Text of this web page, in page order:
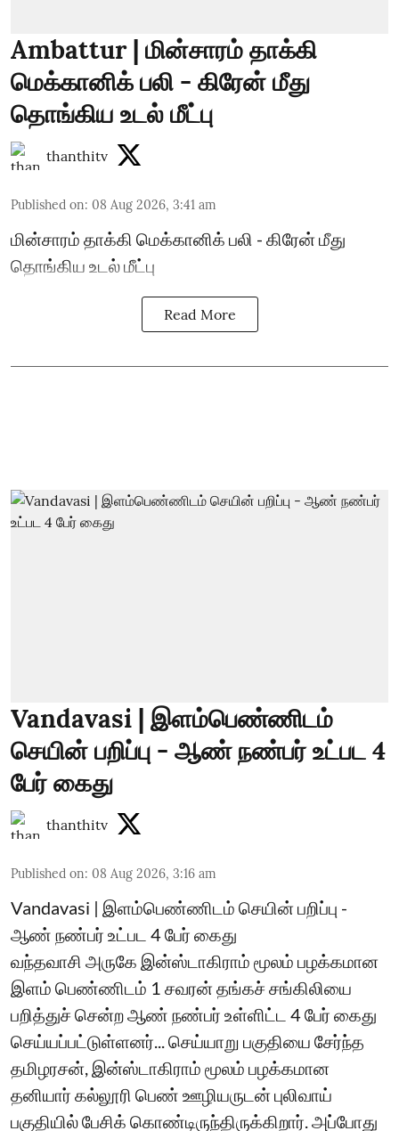
Ambattur | மின்சாரம் தாக்கி
மெக்கானிக் பலி - கிரேன் மீது
தொங்கிய உடல் மீட்பு
thanthitv
Published on: 08 Aug 2026, 3:41 am
மின்சாரம் தாக்கி மெக்கானிக் பலி - கிரேன் மீது
தொங்கிய உடல் மீட்பு
Read More
Vandavasi | இளம்பெண்ணிடம்
செயின் பறிப்பு - ஆண் நண்பர் உட்பட 4
பேர் கைது
thanthitv
Published on: 08 Aug 2026, 3:16 am
Vandavasi | இளம்பெண்ணிடம் செயின் பறிப்பு -
ஆண் நண்பர் உட்பட 4 பேர் கைது
வந்தவாசி அருகே இன்ஸ்டாகிராம் மூலம் பழக்கமான
இளம் பெண்ணிடம் 1 சவரன் தங்கச் சங்கிலியை
பறித்துச் சென்ற ஆண் நண்பர் உள்ளிட்ட 4 பேர் கைது
செய்யப்பட்டுள்ளனர்... செய்யாறு பகுதியை சேர்ந்த
தமிழரசன், இன்ஸ்டாகிராம் மூலம் பழக்கமான
தனியார் கல்லூரி பெண் ஊழியருடன் புலிவாய்
பகுதியில் பேசிக் கொண்டிருந்திருக்கிறார். அப்போது